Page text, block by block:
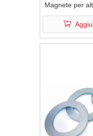
Magnete per
zinco ad
terre rare